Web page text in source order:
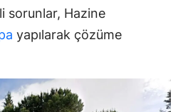
sorunlar, Hazine
yapılarak çözüme